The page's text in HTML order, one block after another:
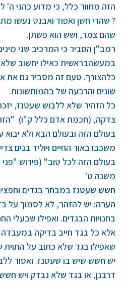
הזה מחוור כלל, כי מדוע כהני
? שהרי חשן ואפוד ואבנט נעשו
שהם צמר, ושש הוא פשתן.
רמב"ן הסביר כי המרכיב שני
במעשהבראשית כאילו יחשוב
כלהצורך. טעם זה מסביר גם את
שונים והרבעה של בהמותשונות.
כל הזהיר שלא ללבוש שעטנז,
צדקה, (חכמת אדם כלל ק"ו)
בעולם הזה ובעולם הבא ולא יבוא
משכבו באור החיים ויוליד בנים
בעולם הזה לכל טוב" (פירוש
משנה ט'
חשש שעטנז במבחר בגדים
הערה: יש להזהר, לא לסמוך על
בחנויות הבגדים. ואפילו שבעלי
אלא כל בגד חייב בדיקה
שאפילו בגד שלא כתוב על התוית
יש חשש שיש בו שעטנז. ואסור
דרבנן, או בגד שלא נבדק ויש